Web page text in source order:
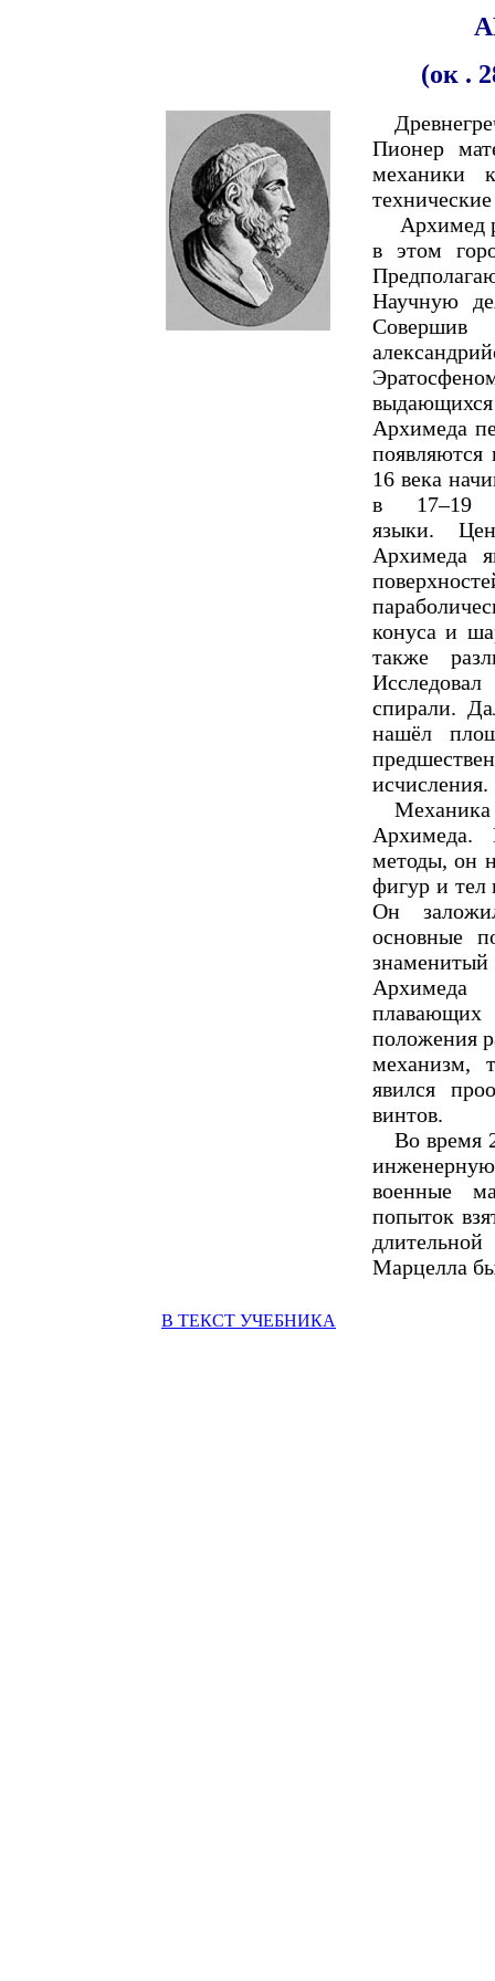
(ок .
Пионер
механики
Архимед
в этом
Научную
Архимеда
появляются
16 века
в 17–19
языки.
Архимеда
конуса и
также
спирали.
нашёл
исчисления.
Архимеда.
методы, он
фигур и тел
Он
основные
Архимеда
положения
механизм,
явился
винтов.
Во время
военные
попыток
Марцелла
В ТЕКСТ УЧЕБНИКА